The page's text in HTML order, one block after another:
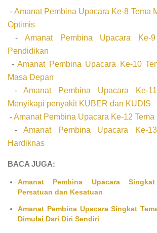
- Amanat Pembina Upacara Ke-8 Tema
Optimis
- Amanat Pembina Upacara Ke-
Pendidikan
- Amanat Pembina Upacara Ke-10
Masa Depan
-Amanat Pembina Upacara Ke-
Menyikapi penyakit KUBER dan KUDIS
-Amanat Pembina Upacara Ke-12 Tema
-Amanat Pembina Upacara Ke-
Hardiknas
BACA JUGA:
Amanat Pembina Upacara
Persatuan dan Kesatuan
Amanat Pembina Upacara Singkat
Dimulai Dari Diri Sendiri